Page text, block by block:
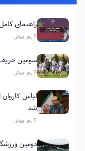
راهنمای
4 روز پیش
سومین
4 روز پیش
لباس
شد
4 روز پیش
دومین